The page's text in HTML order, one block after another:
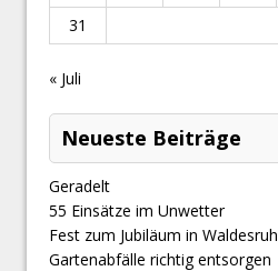
31
« Juli
Neueste Beiträge
Geradelt
​55 Einsätze im Unwetter
Fest zum Jubiläum in Waldesruh
Gartenabfälle richtig entsorgen